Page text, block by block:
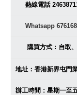
熱線電話
Whatsapp
購買方式：自取
地址：香港新界屯門
辦工時間：星期一至